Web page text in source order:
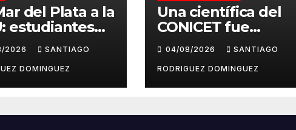
del Plata a la
estudiantes
a la
en el
Unidas del
2026 SANTIAGO
DOMINGUEZ
Una científica del
CONICET fue
elegida la mejor
emprendedora del
mundo por
transformar
innovación agrícola
04/08/2026 SANTIAGO
RODRIGUEZ DOMINGUEZ